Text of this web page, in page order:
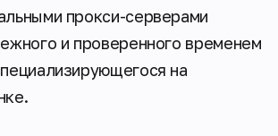
прокси-серверами
и проверенного временем
на